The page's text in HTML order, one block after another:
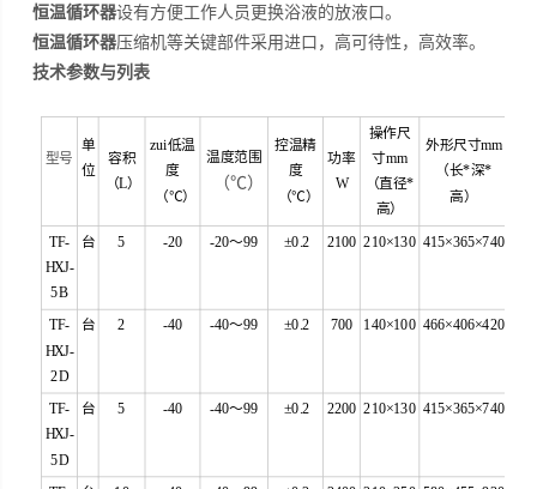
恒温循环器设有方便工作人员更换浴液的放液口。
恒温循环器压缩机等关键部件采用进口，高可待性，高效率。
技术参数与列表
型号
单
位
容积
（L）
zui低温
度
（℃）
温度范围
（℃）
控温精
度
（℃）
功率
W
操作尺
寸mm
（直径*
高）
外形尺寸mm
（长*深*
高）
TF-
HXJ-
5B
台 5 -20 -20～99 ±0.2 2100 210×130 415×365×740
TF-
HXJ-
2D
台 2 -40 -40～99 ±0.2 700 140×100 466×406×420
TF-
HXJ-
5D
台 5 -40 -40～99 ±0.2 2200 210×130 415×365×740